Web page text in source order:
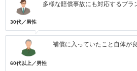
30代／男性
多様な賠償事故にも対応するプラ
60代以上／男性
補償に入っていたこと自体が良